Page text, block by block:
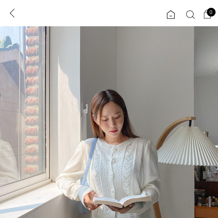
로그인 0
콘텐츠
CATEGORY
도착보장⚡
인플루언서 pick!
신상 5%
베스트
MADE
ALL
익스클루시브
아우터
티셔츠
니트
0